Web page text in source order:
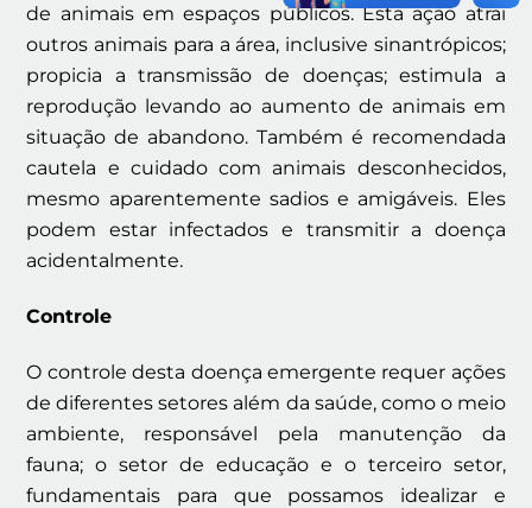
de animais em espaços públicos. Esta ação atrai
outros animais para a área, inclusive sinantrópicos;
propicia a transmissão de doenças; estimula a
reprodução levando ao aumento de animais em
situação de abandono. Também é recomendada
cautela e cuidado com animais desconhecidos,
mesmo aparentemente sadios e amigáveis. Eles
podem estar infectados e transmitir a doença
acidentalmente.
Controle
O controle desta doença emergente requer ações
de diferentes setores além da saúde, como o meio
ambiente, responsável pela manutenção da
fauna; o setor de educação e o terceiro setor,
fundamentais para que possamos idealizar e